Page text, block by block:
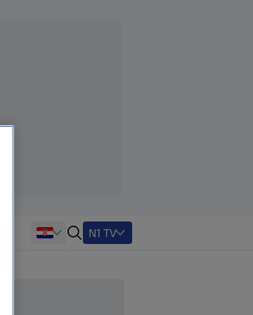
N1 TV